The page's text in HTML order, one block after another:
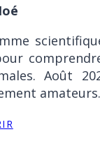
Août